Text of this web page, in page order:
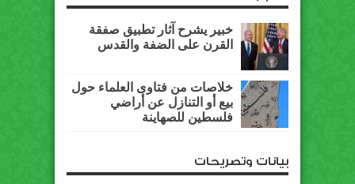
خبير يشرح آثار تطبيق صفقة
القرن على الضفة والقدس
خلاصات من فتاوى العلماء حول
بيع أو التنازل عن أراضي
فلسطين للصهاينة
بيانات وتصريحات